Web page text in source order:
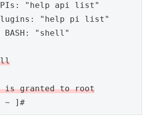
*
*
is granted to root
~ ]#